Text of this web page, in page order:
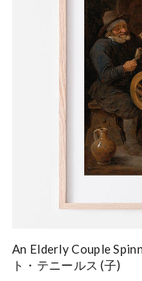
An Elderly Couple
ト・テニールス (子)